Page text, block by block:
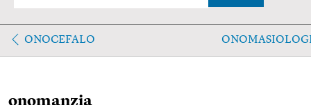
ONOCEFALO
onomanzia